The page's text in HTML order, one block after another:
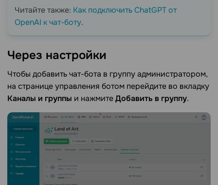
Читайте также: Как подключить ChatGPT от
OpenAI к чат-боту.
Через настройки
Чтобы добавить чат-бота в группу администратором,
на странице управления ботом перейдите во вкладку
Каналы и группы и нажмитеДобавить в группу.